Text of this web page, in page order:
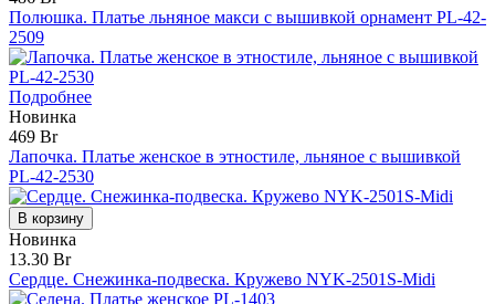
Полюшка. Платье льняное макси с вышивкой орнамент PL-42-
2509
Подробнее
Новинка
469 Br
Лапочка. Платье женское в этностиле, льняное с вышивкой
PL-42-2530
В корзину
Новинка
13.30 Br
Сердце. Снежинка-подвеска. Кружево NYK-2501S-Midi